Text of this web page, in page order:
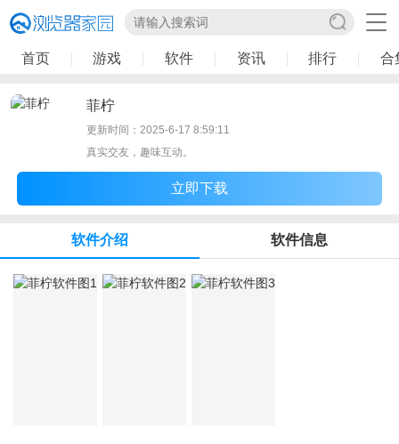
首页 游戏 软件 资讯 排行 合
菲柠
更新时间：2025-6-17 8:59:11
真实交友，趣味互动。
立即下载
软件介绍 软件信息